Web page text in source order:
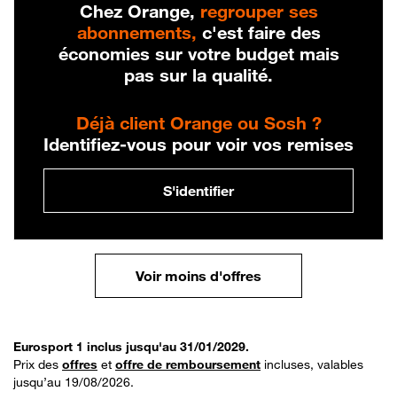
Chez Orange, regrouper ses
abonnements, c'est faire des
économies sur votre budget mais
pas sur la qualité.
Déjà client Orange ou Sosh ?
Identifiez-vous pour voir vos remises
S'identifier
Voir moins d'offres
Eurosport 1 inclus jusqu'au 31/01/2029.
Prix des offres et offre de remboursement incluses, valables
jusqu’au 19/08/2026.